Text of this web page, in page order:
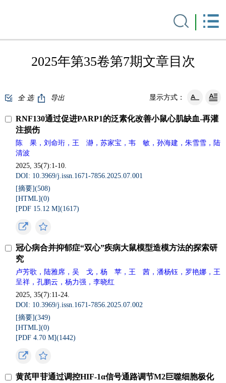
2025年第35卷第7期文章目次
全 选 导出 显示方式：
RNF130通过促进PARP1的泛素化改善小鼠心肌缺血-再灌
注损伤
陈 果，刘命珩，王 瀞，苏家宝，韦 敏，孙海建，朱雪雪，陆
清波
2025, 35(7):1-10.
DOI: 10.3969/j.issn.1671-7856.2025.07.001
[摘要](508)
[HTML](0)
[PDF 15.12 M](1617)
冠心病合并抑郁症“双心”疾病大鼠模型造模方法的探索研
究
卢芳歌，陆雅席，吴 戈，杨 苹，王 茜，潘杨钰，罗艳娜，王
呈祥，孔鹏云，杨力强，李晓红
2025, 35(7):11-24.
DOI: 10.3969/j.issn.1671-7856.2025.07.002
[摘要](349)
[HTML](0)
[PDF 4.70 M](1442)
黄芪甲苷通过调控HIF-1α信号通路调节M2巨噬细胞极化